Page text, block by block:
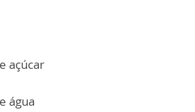
açúcar
água